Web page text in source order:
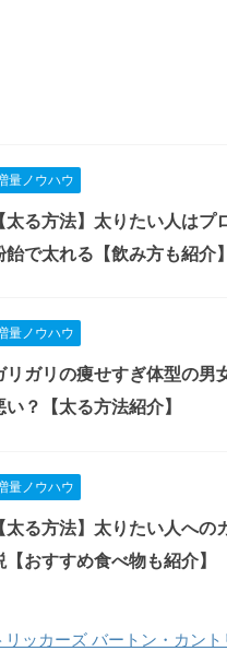
量ノウハウ
【太る方法】太りたい人はプ
飴で太れる【飲み方も紹介】
量ノウハウ
リガリの痩せすぎ体型の男
い？【太る方法紹介】
量ノウハウ
【太る方法】太りたい人への
【おすすめ食べ物も紹介】
リッカーズ バートン・カン